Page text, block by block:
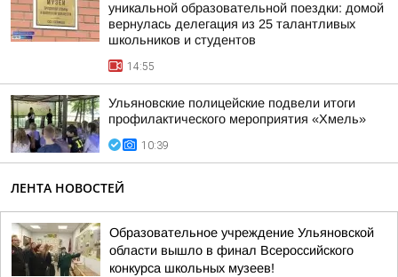
уникальной образовательной поездки: домой
вернулась делегация из 25 талантливых
школьников и студентов
14:55
Ульяновские полицейские подвели итоги
профилактического мероприятия «Хмель»
10:39
ЛЕНТА НОВОСТЕЙ
Образовательное учреждение Ульяновской
области вышло в финал Всероссийского
конкурса школьных музеев!